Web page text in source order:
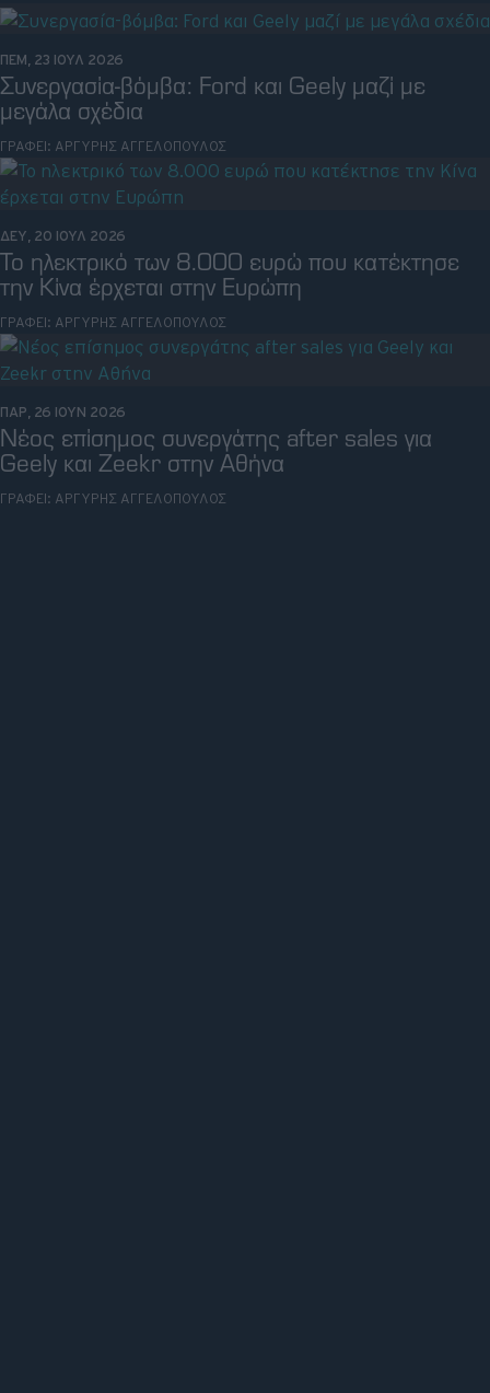
ΠΕΜ, 23 ΙΟΥΛ 2026
Συνεργασία-βόμβα: Ford και Geely μαζί με
μεγάλα σχέδια
ΓΡΑΦΕΙ: ΑΡΓΥΡΗΣ ΑΓΓΕΛΟΠΟΥΛΟΣ
ΔΕΥ, 20 ΙΟΥΛ 2026
Το ηλεκτρικό των 8.000 ευρώ που κατέκτησε
την Κίνα έρχεται στην Ευρώπη
ΓΡΑΦΕΙ: ΑΡΓΥΡΗΣ ΑΓΓΕΛΟΠΟΥΛΟΣ
ΠΑΡ, 26 ΙΟΥΝ 2026
Νέος επίσημος συνεργάτης after sales για
Geely και Zeekr στην Αθήνα
ΓΡΑΦΕΙ: ΑΡΓΥΡΗΣ ΑΓΓΕΛΟΠΟΥΛΟΣ